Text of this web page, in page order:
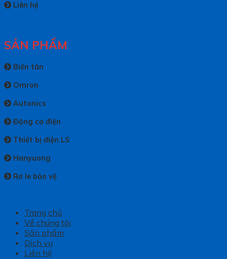
Liên hệ
SẢN PHẨM
Biến tần
Omron
Autonics
Động cơ điện
Thiết bị điện LS
Hanyuong
Rơ le bảo vệ
Trang chủ
Về chúng tôi
Sản phẩm
Dịch vụ
Liên hệ